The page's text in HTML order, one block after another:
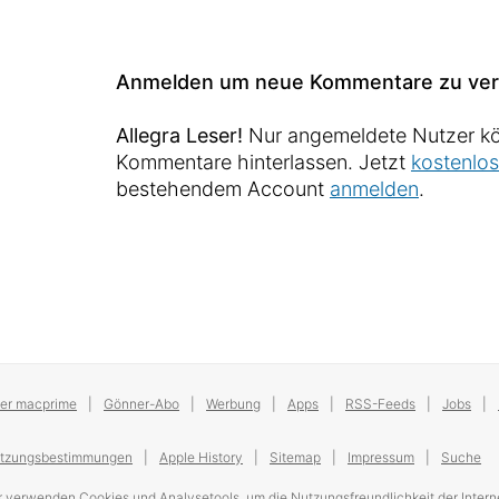
Anmelden um neue Kommentare zu
Allegra Leser! Nur angemeldete Nutzer
Kommentare hinterlassen. Jetzt
bestehendem Account anmelden.
macprime Gönner-Abo Werbung Apps RSS-Feeds Jobs
Apple History Sitemap Impressum Suche